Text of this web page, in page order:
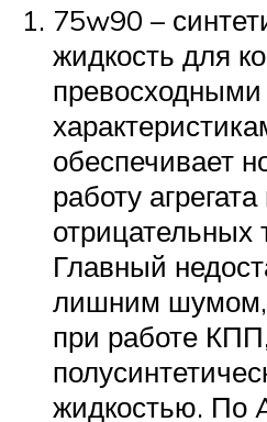
75w90 –
жидкость для
обеспечивает
работу
отрицательных
Главный
лишним
при работе
жидкостью. По